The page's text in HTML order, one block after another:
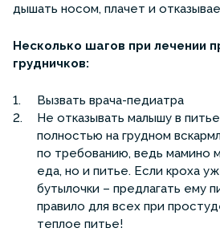
дышать носом, плачет и
Несколько шагов при лечении
грудничков:
Вызвать врача-педиатра
Не отказывать малышу в
полностью на грудном
по требованию, ведь мамино
еда, но и питье. Если кроха
бутылочки – предлагать ему
правило для всех при
теплое питье!